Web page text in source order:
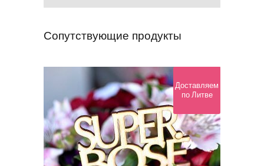
Сопутствующие продукты
Доставляем
по Литве